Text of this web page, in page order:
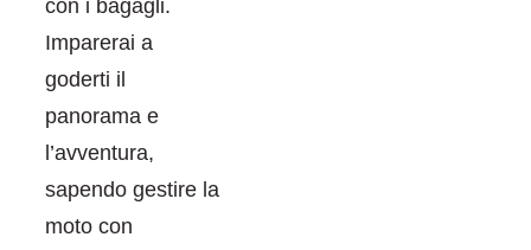
con i bagagli.
Imparerai a
goderti il
panorama e
l’avventura,
sapendo gestire la
moto con